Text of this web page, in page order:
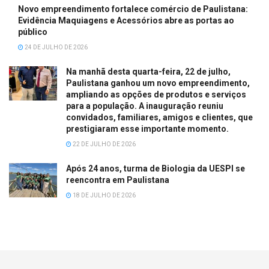
Novo empreendimento fortalece comércio de Paulistana:
Evidência Maquiagens e Acessórios abre as portas ao
público
24 DE JULHO DE 2026
Na manhã desta quarta-feira, 22 de julho,
Paulistana ganhou um novo empreendimento,
ampliando as opções de produtos e serviços
para a população. A inauguração reuniu
convidados, familiares, amigos e clientes, que
prestigiaram esse importante momento.
22 DE JULHO DE 2026
Após 24 anos, turma de Biologia da UESPI se
reencontra em Paulistana
18 DE JULHO DE 2026